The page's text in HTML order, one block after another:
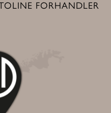
FORHANDLER